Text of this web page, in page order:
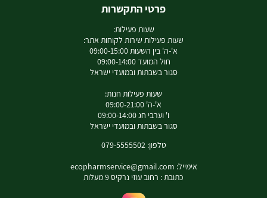
פרטי התקשרות
שעות פעילות:
שעות פעילות שירות לקוחות אתר:
א'-ה' בין השעות 09:00-15:00
חול המועד 09:00-14:00
סגור בשבתות ובמועדי ישראל
שעות פעילות חנות:
א'-ה' 09:00-21:00
ו' וערבי חג 09:00-14:00
סגור בשבתות ובמועדי ישראל
טלפון: 079-5555502
אימייל: ecopharmservice@gmail.com
כתובת : רחוב עוזי נרקיס 9 מעלות